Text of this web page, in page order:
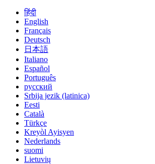
हिंदी
English
Français
Deutsch
日本語
Italiano
Español
Português
русский
Srbija jezik (latinica)
Eesti
Català
Türkçe
Kreyòl Ayisyen
Nederlands
suomi
Lietuvių